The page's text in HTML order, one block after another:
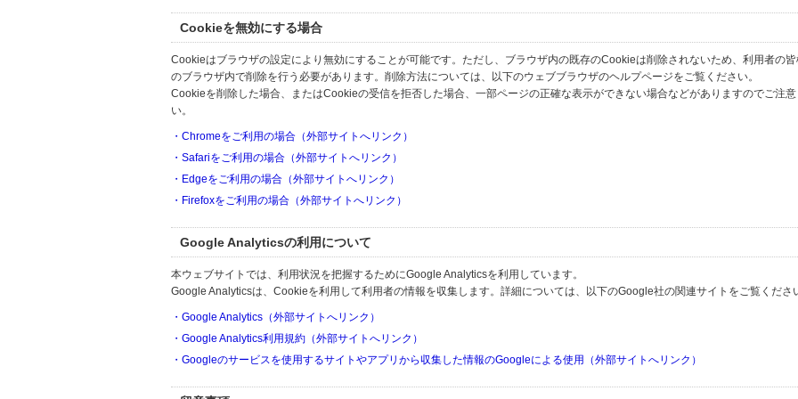
Cookieを無効にする場合
Cookieはブラウザの設定により無効にすることが可能です。ただし、ブラウザ内の既存のCookieは削除されないため、利用者の
のブラウザ内で削除を行う必要があります。削除方法については、以下のウェブブラウザのヘルプページをご覧ください。
Cookieを削除した場合、またはCookieの受信を拒否した場合、一部ページの正確な表示ができない場合などがありますのでご注意
い。
・Chromeをご利用の場合（外部サイトへリンク）
・Safariをご利用の場合（外部サイトへリンク）
・Edgeをご利用の場合（外部サイトへリンク）
・Firefoxをご利用の場合（外部サイトへリンク）
Google Analyticsの利用について
本ウェブサイトでは、利用状況を把握するためにGoogle Analyticsを利用しています。
Google Analyticsは、Cookieを利用して利用者の情報を収集します。詳細については、以下のGoogle社の関連サイトをご覧くださ
・Google Analytics（外部サイトへリンク）
・Google Analytics利用規約（外部サイトへリンク）
・Googleのサービスを使用するサイトやアプリから収集した情報のGoogleによる使用（外部サイトへリンク）